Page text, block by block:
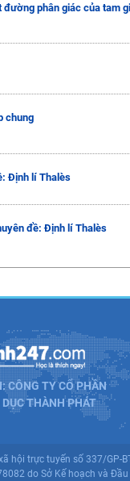
đường phân giác của tam
chung
Định lí Thalès
đề: Định lí Thalès
CÔNG TY CỔ PHẦN
THÀNH PHÁT
hội trực tuyến số 337/GP-
do Sở Kế hoạch và